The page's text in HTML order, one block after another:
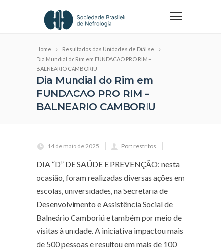
Home
Resultados das Unidades de Diálise
Dia Mundial do Rim em FUNDACAO PRO RIM –
BALNEARIO CAMBORIU
Dia Mundial do Rim em
FUNDACAO PRO RIM –
BALNEARIO CAMBORIU
14 de maio de 2025 Por: restritos
DIA “D” DE SAÚDE E PREVENÇÃO: nesta
ocasião, foram realizadas diversas ações em
escolas, universidades, na Secretaria de
Desenvolvimento e Assistência Social de
Balneário Camboriú e também por meio de
visitas à unidade. A iniciativa impactou mais
de 500 pessoas e resultou em mais de 100